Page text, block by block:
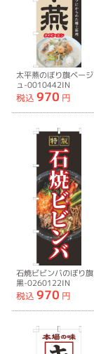
太平燕のぼり旗ベージ
ュ-0010442IN
税込 970 円
石焼ビビンバのぼり旗
黒-0260122IN
税込 970 円